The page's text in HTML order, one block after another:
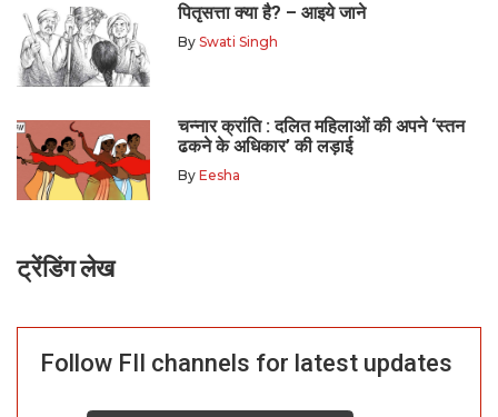
पितृसत्ता क्या है? – आइये जाने
By Swati Singh
चन्नार क्रांति : दलित महिलाओं की अपने ‘स्तन
ढकने के अधिकार’ की लड़ाई
By Eesha
ट्रेंडिंग लेख
Follow FII channels for latest updates